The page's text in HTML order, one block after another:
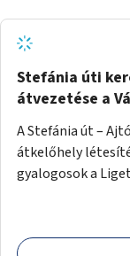
Stefánia úti
átvezetése a
A Stefánia út –
átkelőhely
gyalogosok a